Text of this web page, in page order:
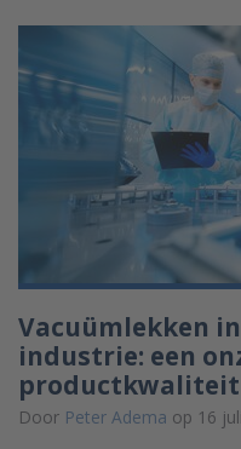
Vacuümlekken
industrie: een
productkwaliteit
Door Peter Adema op 16